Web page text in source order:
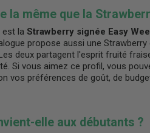
la même que la
est laStrawberry signée Easy
propose aussi une Strawberry
deux partagent l'esprit fruité
Si vous aimez ce profil, vous
vos préférences de goût, de
elle aux débutants ?